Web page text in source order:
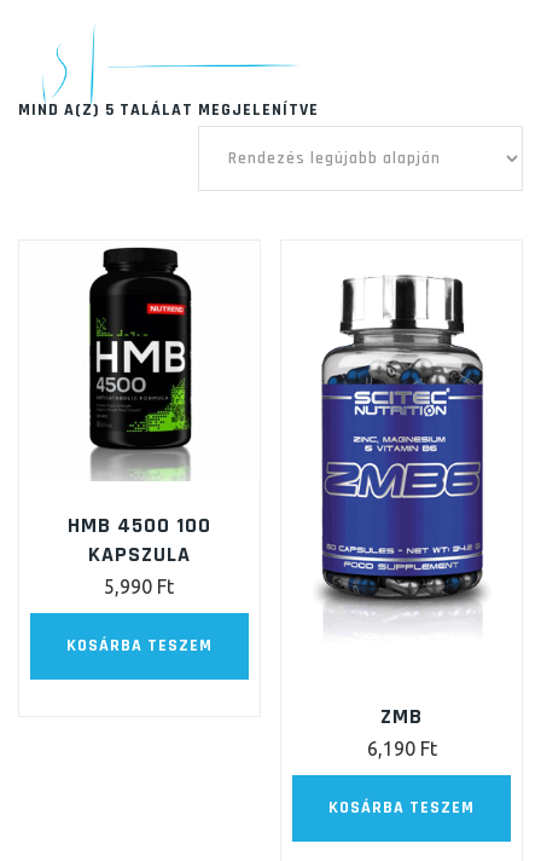
MIND A(Z) 5 TALÁLAT MEGJELENÍTVE
LATEST
HMB 4500 100
KAPSZULA
5,990 Ft
KOSÁRBA TESZEM
ZMB
6,190 Ft
KOSÁRBA TESZEM